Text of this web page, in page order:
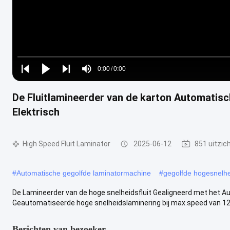
Play
Play
Play
Mute
Time
0:00/0:00
Loaded:
0%
De Fluitlamineerder van de karton
Elektrisch
High Speed ​​Fluit Laminator 2025-06-12 851
#Automatische gegolfde laminatormachine #gegolfde
De Lamineerder van de hoge snelheidsfluit Gealigneerd met het
Geautomatiseerde hoge snelheidslaminering bij max.speed van